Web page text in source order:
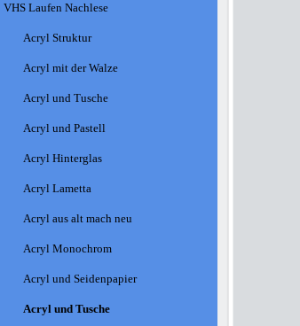
VHS Laufen Nachlese
Acryl Struktur
Acryl mit der Walze
Acryl und Tusche
Acryl und Pastell
Acryl Hinterglas
Acryl Lametta
Acryl aus alt mach neu
Acryl Monochrom
Acryl und Seidenpapier
Acryl und Tusche